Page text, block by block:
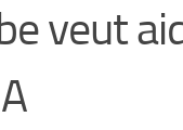
veut